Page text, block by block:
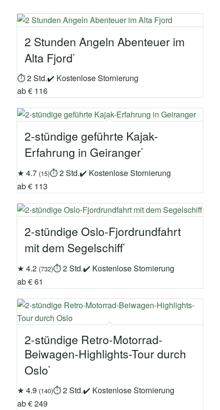
2 Stunden Angeln Abenteuer im
Alta Fjord
⏱ 2 Std.✔ Kostenlose Stornierung
ab € 116
2-stündige geführte Kajak-
Erfahrung in Geiranger
★ 4.7 (15)⏱ 2 Std.✔ Kostenlose Stornierung
ab € 113
2-stündige Oslo-Fjordrundfahrt
mit dem Segelschiff
★ 4.2 (732)⏱ 2 Std.✔ Kostenlose Stornierung
ab € 61
2-stündige Retro-Motorrad-
Beiwagen-Highlights-Tour durch
Oslo
★ 4.9 (140)⏱ 2 Std.✔ Kostenlose Stornierung
ab € 249